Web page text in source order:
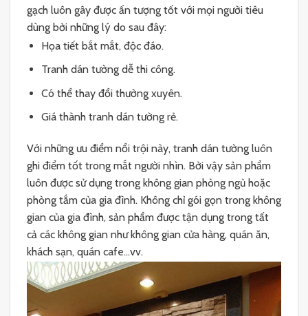
gạch luôn gây được ấn tượng tốt với mọi người tiêu
dùng bởi những lý do sau đây:
Họa tiết bắt mắt, độc đáo.
Tranh dán tường dễ thi công.
Có thể thay đổi thường xuyên.
Giá thành tranh dán tường rẻ.
Với những ưu điểm nổi trội này, tranh dán tường luôn
ghi điểm tốt trong mắt người nhìn. Bởi vậy sản phẩm
luôn được sử dụng trong không gian phòng ngủ hoặc
phòng tắm của gia đình. Không chỉ gói gọn trong không
gian của gia đình, sản phẩm được tận dụng trong tất
cả các không gian như không gian cửa hàng, quán ăn,
khách sạn, quán cafe…vv.